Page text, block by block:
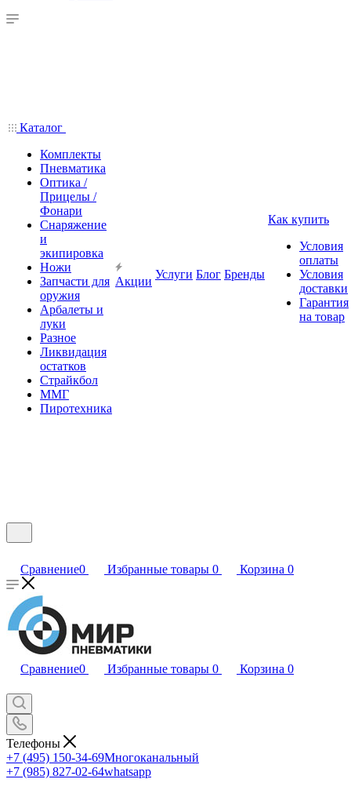
Каталог
Комплекты
Пневматика
Оптика /
Прицелы /
Фонари
Снаряжение
и
экипировка
Ножи
Запчасти для
оружия
Арбалеты и
луки
Разное
Ликвидация
остатков
Страйкбол
ММГ
Пиротехника
Акции
Услуги Блог Бренды
Как купить
Условия
оплаты
Условия
доставки
Гарантия
на товар
Сравнение0 Избранные товары 0 Корзина 0
Сравнение0 Избранные товары 0 Корзина 0
Телефоны
+7 (495) 150-34-69Многоканальный
+7 (985) 827-02-64whatsapp